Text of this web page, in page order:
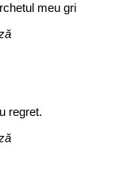
meu gri
regret.